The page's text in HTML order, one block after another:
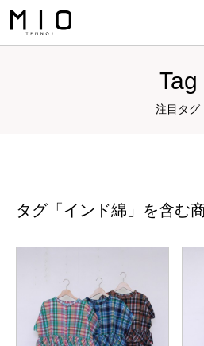
Tag
注目タグ
タグ「インド綿」を含む